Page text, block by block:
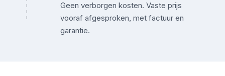
Geen verborgen kosten. Vaste prijs
vooraf afgesproken, met factuur en
garantie.